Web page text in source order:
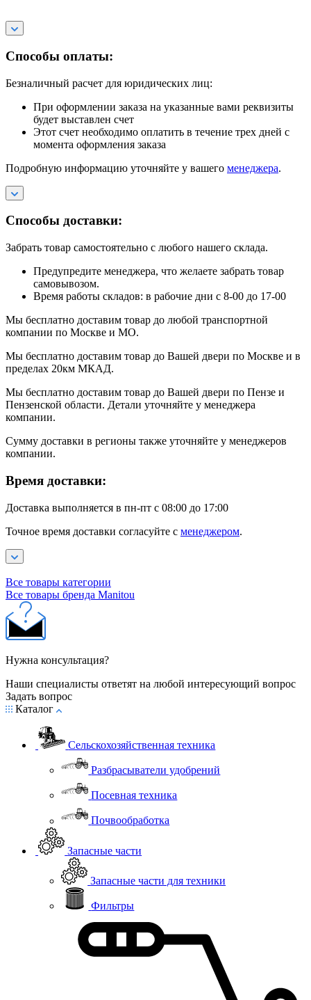
Способы оплаты:
Безналичный расчет для юридических лиц:
При оформлении заказа на указанные вами реквизиты
будет выставлен счет
Этот счет необходимо оплатить в течение трех дней с
момента оформления заказа
Подробную информацию уточняйте у вашего менеджера.
Способы доставки:
Забрать товар самостоятельно с любого нашего склада.
Предупредите менеджера, что желаете забрать товар
самовывозом.
Время работы складов: в рабочие дни с 8-00 до 17-00
Мы бесплатно доставим товар до любой транспортной
компании по Москве и МО.
Мы бесплатно доставим товар до Вашей двери по Москве и в
пределах 20км МКАД.
Мы бесплатно доставим товар до Вашей двери по Пензе и
Пензенской области. Детали уточняйте у менеджера
компании.
Сумму доставки в регионы также уточняйте у менеджеров
компании.
Время доставки:
Доставка выполняется в пн-пт с 08:00 до 17:00
Точное время доставки согласуйте с менеджером.
Все товары категории
Все товары бренда Manitou
Нужна консультация?
Наши специалисты ответят на любой интересующий вопрос
Задать вопрос
Каталог
Сельскохозяйственная техника
Разбрасыватели удобрений
Посевная техника
Почвообработка
Запасные части
Запасные части для техники
Фильтры